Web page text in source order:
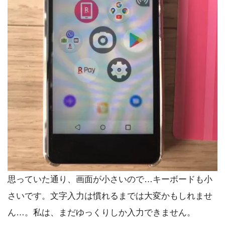
思っていた通り、画面が小さいので…キーボードも小
さいです。文字入力は慣れるまでは大変かもしれませ
ん…。私は、まだゆっくりしか入力できません。